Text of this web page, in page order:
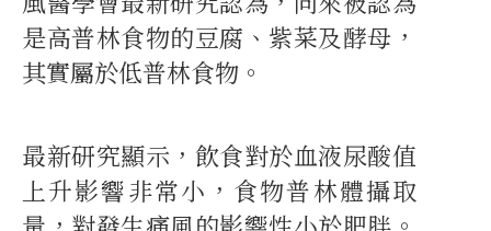
是高普林食物的豆腐、紫菜及酵母，
其實屬於低普林食物。
最新研究顯示，飲食對於血液尿酸值
上升影響非常小，食物普林體攝取